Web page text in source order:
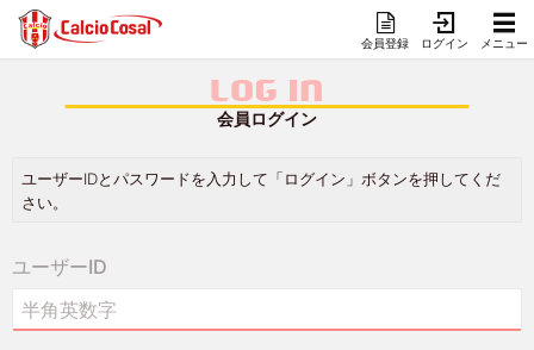
会員登録 ログイン メニュー
LOG IN
会員ログイン
ユーザーIDとパスワードを入力して「ログイン」ボタンを押してくだ
さい。
ユーザーID